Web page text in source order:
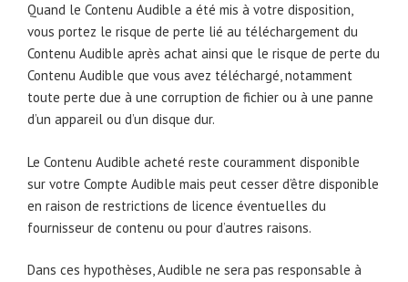
Quand le Contenu Audible a été mis à votre disposition,
vous portez le risque de perte lié au téléchargement du
Contenu Audible après achat ainsi que le risque de perte du
Contenu Audible que vous avez téléchargé, notamment
toute perte due à une corruption de fichier ou à une panne
d’un appareil ou d’un disque dur.
Le Contenu Audible acheté reste couramment disponible
sur votre Compte Audible mais peut cesser d’être disponible
en raison de restrictions de licence éventuelles du
fournisseur de contenu ou pour d’autres raisons.
Dans ces hypothèses, Audible ne sera pas responsable à